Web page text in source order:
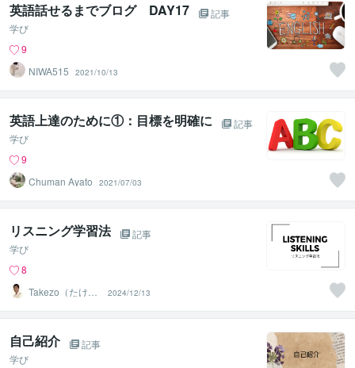
英語話せるまでブログ DAY17
記事
学び
9
NIWA515
2021/10/13
英語上達のために①：目標を明確に
記事
学び
9
Chuman Ayato
2021/07/03
リスニング学習法
記事
学び
8
Takezo（たけぞ
2024/12/13
自己紹介
記事
学び